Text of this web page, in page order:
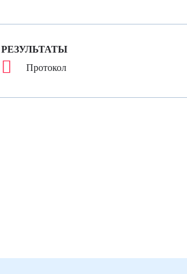
РЕЗУЛЬТАТЫ
Протокол